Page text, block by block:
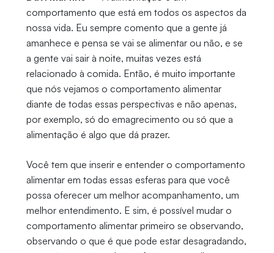
comportamento que está em todos os aspectos da
nossa vida. Eu sempre comento que a gente já
amanhece e pensa se vai se alimentar ou não, e se
a gente vai sair à noite, muitas vezes está
relacionado à comida. Então, é muito importante
que nós vejamos o comportamento alimentar
diante de todas essas perspectivas e não apenas,
por exemplo, só do emagrecimento ou só que a
alimentação é algo que dá prazer.
Você tem que inserir e entender o comportamento
alimentar em todas essas esferas para que você
possa oferecer um melhor acompanhamento, um
melhor entendimento. E sim, é possível mudar o
comportamento alimentar primeiro se observando,
observando o que é que pode estar desagradando,